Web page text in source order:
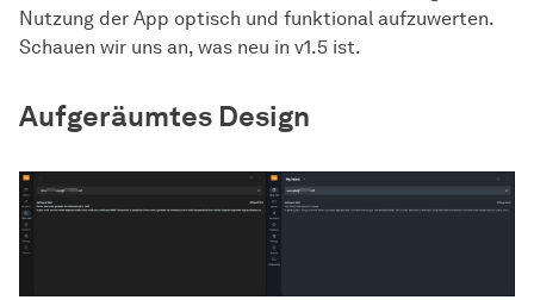
Nutzung der App optisch und funktional aufzuwerten.
Schauen wir uns an, was neu in v1.5 ist.
Aufgeräumtes Design